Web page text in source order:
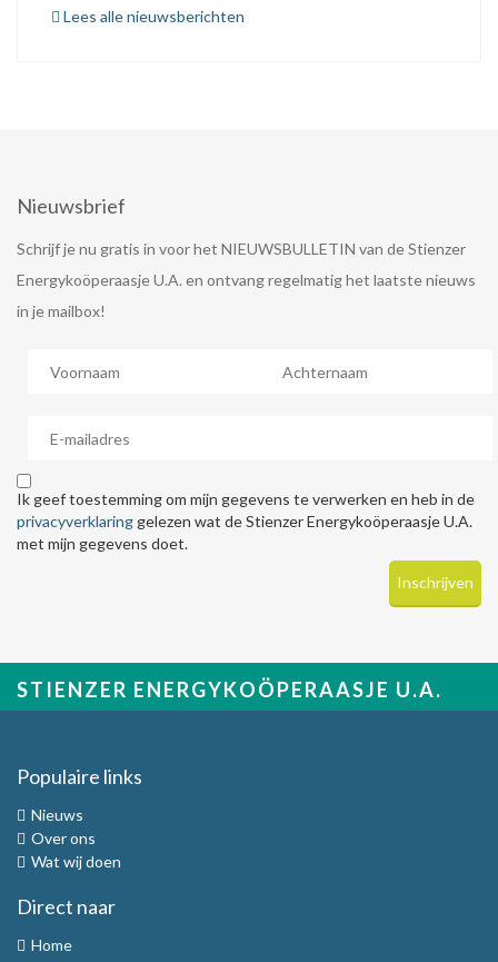
Lees alle nieuwsberichten
Nieuwsbrief
Schrijf je nu gratis in voor het NIEUWSBULLETIN van de Stienzer
Energykoöperaasje U.A. en ontvang regelmatig het laatste nieuws
in je mailbox!
Ik geef toestemming om mijn gegevens te verwerken en heb in de
privacyverklaring gelezen wat de Stienzer Energykoöperaasje U.A.
met mijn gegevens doet.
STIENZER ENERGYKOÖPERAASJE U.A.
Populaire links
Nieuws
Over ons
Wat wij doen
Direct naar
Home